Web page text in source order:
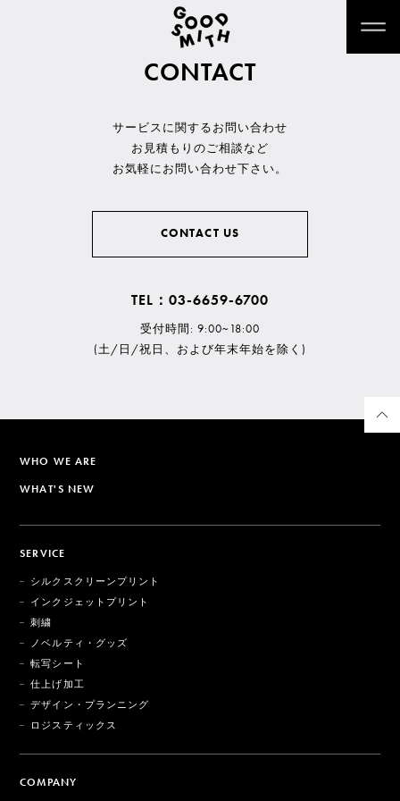
CONTACT
サービスに関するお問い合わせ
お見積もりのご相談など
お気軽にお問い合わせ下さい。
CONTACT US
TEL：03-6659-6700
受付時間: 9:00~18:00
(土/日/祝日、および年末年始を除く)
WHO WE ARE
WHAT'S NEW
SERVICE
シルクスクリーンプリント
インクジェットプリント
刺繍
ノベルティ・グッズ
転写シート
仕上げ加工
デザイン・プランニング
ロジスティックス
COMPANY